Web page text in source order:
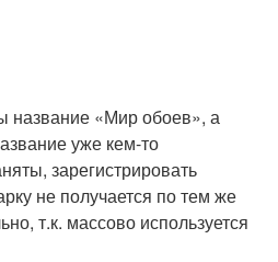
название «Мир обоев», а
уже кем-то
зарегистрировать
не получается по тем же
т.к. массово используется